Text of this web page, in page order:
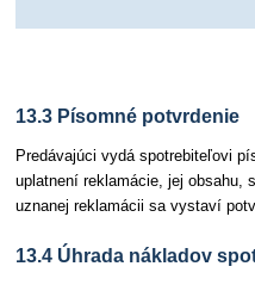
13.3 Písomné potvrdenie
Predávajúci vydá spotrebiteľovi
uplatnení reklamácie, jej obsahu,
uznanej reklamácii sa vystaví
13.4 Úhrada nákladov